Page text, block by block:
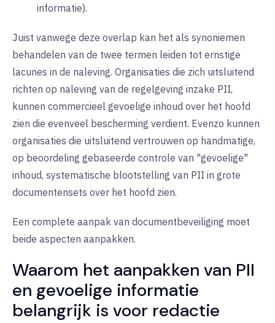
informatie).
Juist vanwege deze overlap kan het als synoniemen
behandelen van de twee termen leiden tot ernstige
lacunes in de naleving. Organisaties die zich uitsluitend
richten op naleving van de regelgeving inzake PII,
kunnen commercieel gevoelige inhoud over het hoofd
zien die evenveel bescherming verdient. Evenzo kunnen
organisaties die uitsluitend vertrouwen op handmatige,
op beoordeling gebaseerde controle van "gevoelige"
inhoud, systematische blootstelling van PII in grote
documentensets over het hoofd zien.
Een complete aanpak van documentbeveiliging moet
beide aspecten aanpakken.
Waarom het aanpakken van PII
en gevoelige informatie
belangrijk is voor redactie